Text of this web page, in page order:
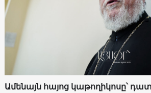
Ամենայն հայոց կաթողիկոսը՝